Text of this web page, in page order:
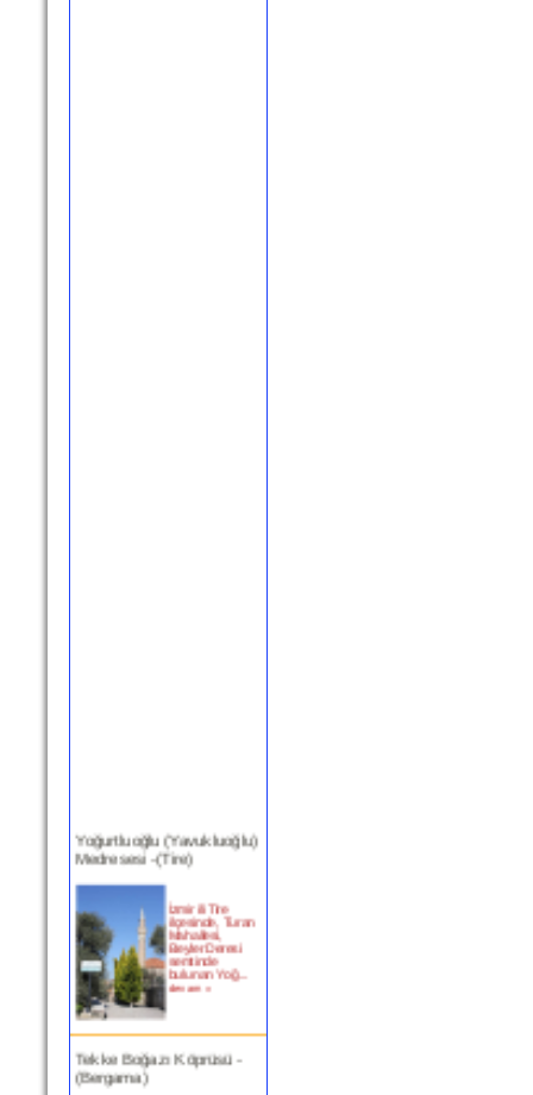
Medresesi -(Tire)
ilçesinde, Turan
Mahallesi,
Beyler Deresi
semtinde
bulunan Yoğ...
devam »
Tekke Boğazı Köprüsü -
(Bergama)